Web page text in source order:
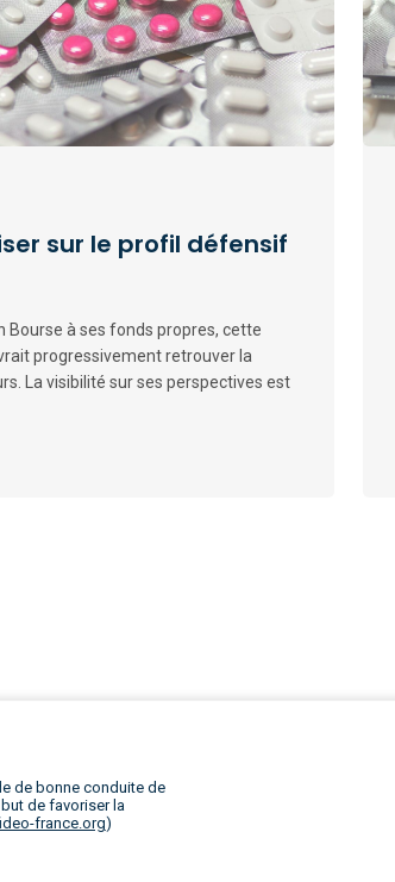
sur le profil défensif
Bourse à ses fonds propres, cette
progressivement retrouver la
La visibilité sur ses perspectives est
de bonne conduite de
de favoriser la
france.org)